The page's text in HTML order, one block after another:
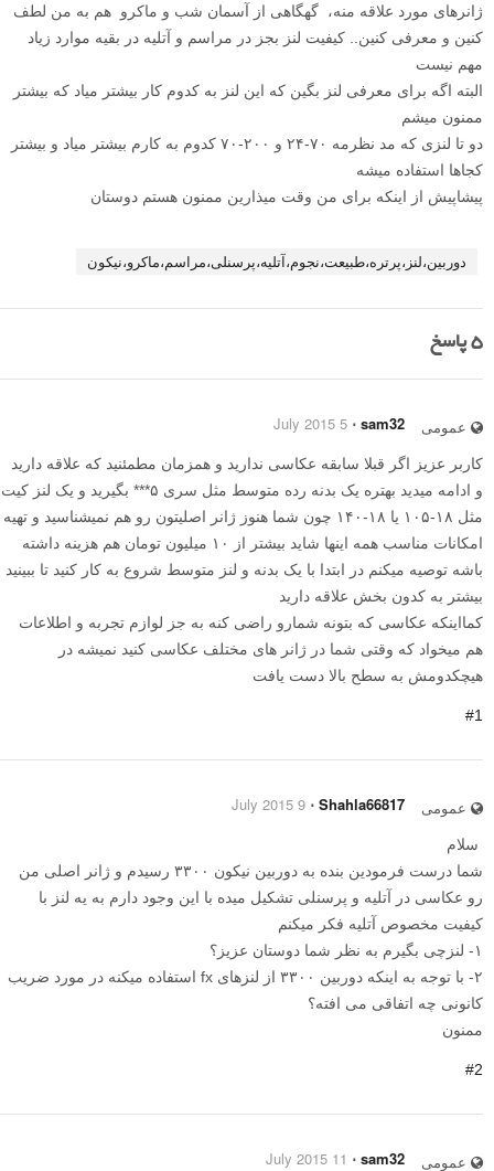
ژانرهای مورد علاقه منه، گهگاهی از آسمان شب و ماکرو هم به من لطف
کنین و معرفی کنین.. کیفیت لنز بجز در مراسم و آتلیه در بقیه موارد زیاد
مهم نیست
البته اگه برای معرفی لنز بگین که این لنز به کدوم کار بیشتر میاد که بیشتر
ممنون میشم
دو تا لنزی که مد نظرمه ۷۰-۲۴ و ۲۰۰-۷۰ کدوم به کارم بیشتر میاد و بیشتر
کجاها استفاده میشه
پیشاپیش از اینکه برای من وقت میذارین ممنون هستم دوستان
دوربین،لنز،پرتره،طبیعت،نجوم،آتلیه،پرسنلی،مراسم،ماکرو،نیکون
5پاسخ
عمومی sam32
⋅
5 July 2015
کاربر عزیز اگر قبلا سابقه عکاسی ندارید و همزمان مطمئنید که علاقه دارید
و ادامه میدید بهتره یک بدنه رده متوسط مثل سری ۵*** بگیرید و یک لنز کیت
مثل ۱۸-۱۰۵ یا ۱۸-۱۴۰ چون شما هنوز ژانر اصلیتون رو هم نمیشناسید و تهیه
امکانات مناسب همه اینها شاید بیشتر از ۱۰ میلیون تومان هم هزینه داشته
باشه توصیه میکنم در ابتدا با یک بدنه و لنز متوسط شروع به کار کنید تا ببینید
بیشتر به کدون بخش علاقه دارید
کمااینکه عکاسی که بتونه شمارو راضی کنه به جز لوازم تجربه و اطلاعات
هم میخواد که وقتی شما در ژانر های مختلف عکاسی کنید نمیشه در
هیچکدومش به سطح بالا دست یافت
#1
عمومی Shahla66817
⋅
9 July 2015
سلام
شما درست فرمودین بنده به دوربین نیکون ۳۳۰۰ رسیدم و ژانر اصلی من
رو عکاسی در آتلیه و پرسنلی تشکیل میده با این وجود دارم به یه لنز با
کیفیت مخصوص آتلیه فکر میکنم
۱- لنزچی بگیرم به نظر شما دوستان عزیز؟
۲- با توجه به اینکه دوربین ۳۳۰۰ از لنزهای fx استفاده میکنه در مورد ضریب
کانونی چه اتفاقی می افته؟
ممنون
#2
عمومی sam32
⋅
11 July 2015